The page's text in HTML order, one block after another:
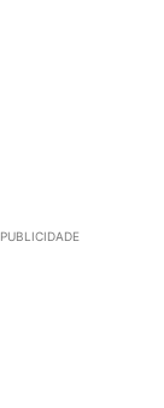
PUBLICIDADE